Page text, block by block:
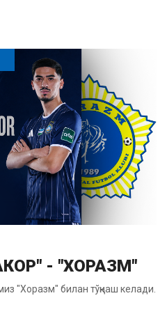
- "ХОРАЗМ"
"Хоразм" билан тўқнаш келади.